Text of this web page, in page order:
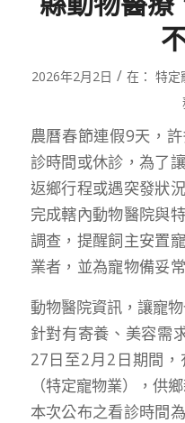
2026年2月2日 / 在： 特定
農曆春節連假9天，
診時間或休診，為了
返鄉行程或遇突發狀
完成轄內動物醫院與
調查，提醒飼主安置
業者，並為寵物備妥
動物醫院資訊，讓寵
針對有寄養、美容需
27日至2月2日期間
（特定寵物業），供
本次公布之看診時間